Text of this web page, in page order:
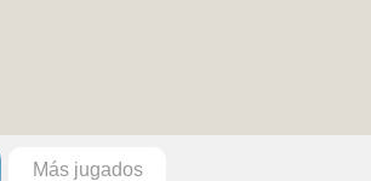
Más jugados